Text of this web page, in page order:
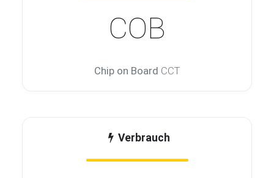
COB
Chip on Board CCT
Verbrauch